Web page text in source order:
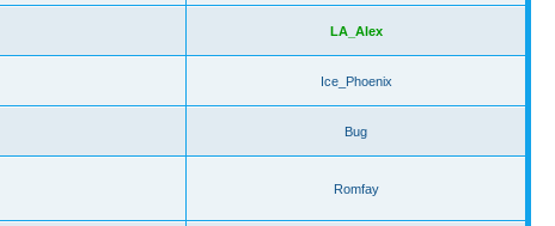
LA_Alex
Ice_Phoenix
Bug
Romfay